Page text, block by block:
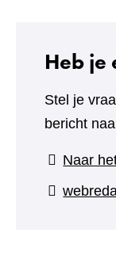
Heb je
Stel je
bericht
Naar